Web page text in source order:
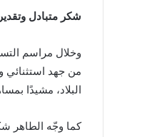
شكر متبادل
وخلال مراسم
من جهد استثنائي
البلاد، مشيدًا
كما وجّه الطاهر